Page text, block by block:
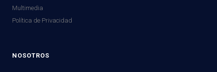
Multimedia
Política de Privacidad
NOSOTROS